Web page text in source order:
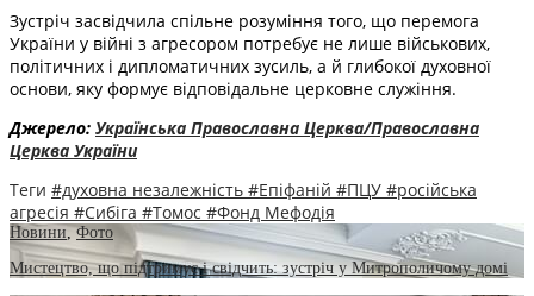
Зустріч засвідчила спільне розуміння того, що перемога
України у війні з агресором потребує не лише військових,
політичних і дипломатичних зусиль, а й глибокої духовної
основи, яку формує відповідальне церковне служіння.
Джерело: Українська Православна Церква/Православна
Церква України
Теги #духовна незалежність #Епіфаній #ПЦУ #російська
агресія #Сибіга #Томос #Фонд Мефодія
Новини,Фото
Мистецтво, що підтримує і свідчить: зустріч у Митрополичому домі